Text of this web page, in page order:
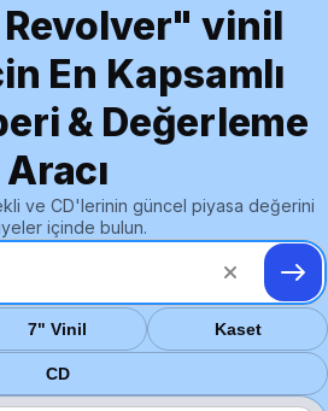
vinil
En Kapsamlı
& Değerleme
Aracı
ve CD'lerinin güncel piyasa değerini
içinde bulun.
7" Vinil Kaset
CD